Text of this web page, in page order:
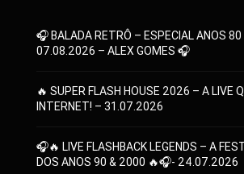
🎧 BALADA RETRÔ – ESPECIAL ANOS
07.08.2026 – ALEX GOMES 🎧
🔥 SUPER FLASH HOUSE 2026 – A LIVE
INTERNET! – 31.07.2026
🎧🔥 LIVE FLASHBACK LEGENDS – A
DOS ANOS 90 & 2000 🔥🎧- 24.07.2026